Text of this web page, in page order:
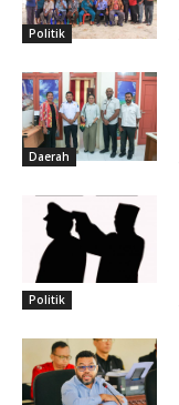
Politik
Daerah
Politik